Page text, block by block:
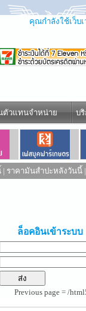
คุณกำลังใช้เว็บ
ตัวแทนจำหน่าย บ
| ราคามันสำปะหลังวันนี้
ล็อคอินเข้าระบบ
Previous page = /